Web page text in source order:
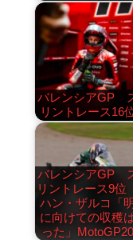
バレンシアGP
リントレース16
バレンシアGP
リントレース9
ハン・ザルコ「
に向けての収穫
った」